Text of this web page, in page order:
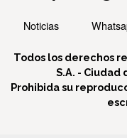
Noticias
Todos los derechos
S.A. - Ciudad
Prohibida su